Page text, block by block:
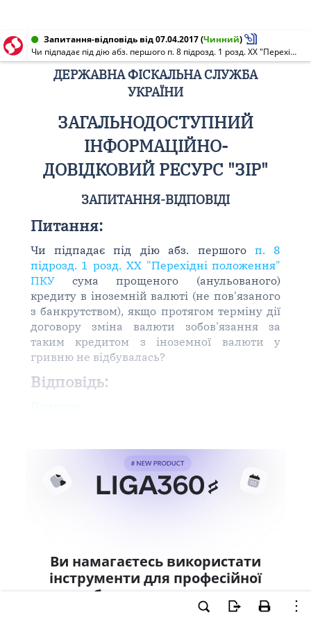
Запитання-відповідь від 07.04.2017(Чинний)
Чи підпадає під дію абз. першого п. 8 підрозд. 1 розд. XX "Перехідні положення" ПКУ сума прощеного (анульованого) кредиту в іноземній валюті (не пов'язаного з банкрутством), якщо протягом терміну дії договору зміна валюти зобов'язання за таким кредитом з іноземної валюти у гривню не відбувалась?
ДЕРЖАВНА ФІСКАЛЬНА СЛУЖБА
УКРАЇНИ
ЗАГАЛЬНОДОСТУПНИЙ
ІНФОРМАЦІЙНО-
ДОВІДКОВИЙ РЕСУРС "ЗІР"
ЗАПИТАННЯ-ВІДПОВІДІ
Питання:
Чи підпадає під дію абз. першогоп. 8
підрозд. 1 розд. XX "Перехідні положення"
ПКУсума прощеного (анульованого)
кредиту в іноземній валюті (не пов'язаного
з банкрутством), якщо протягом терміну дії
договору зміна валюти зобов'язання за
таким кредитом з іноземної валюти у
гривню не відбувалась?
Відповідь:
Ви намагаєтесь використати
інструменти для професійної
роботи з документом.
Ці можливості доступні тільки користувачам